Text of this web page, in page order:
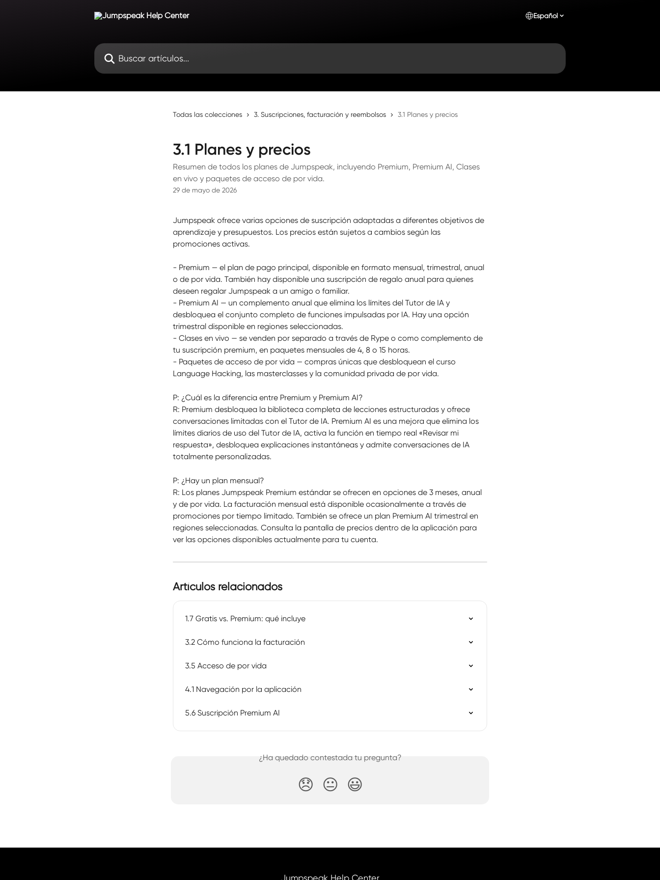
Español
Buscar artículos...
Todas las colecciones 3. Suscripciones, facturación y reembolsos 3.1 Planes y precios
3.1 Planes y precios
Resumen de todos los planes de Jumpspeak, incluyendo Premium, Premium AI, Clases
en vivo y paquetes de acceso de por vida.
29 de mayo de 2026
Jumpspeak ofrece varias opciones de suscripción adaptadas a diferentes objetivos de
aprendizaje y presupuestos. Los precios están sujetos a cambios según las
promociones activas.
- Premium — el plan de pago principal, disponible en formato mensual, trimestral, anual
o de por vida. También hay disponible una suscripción de regalo anual para quienes
deseen regalar Jumpspeak a un amigo o familiar.
- Premium AI — un complemento anual que elimina los límites del Tutor de IA y
desbloquea el conjunto completo de funciones impulsadas por IA. Hay una opción
trimestral disponible en regiones seleccionadas.
- Clases en vivo — se venden por separado a través de Rype o como complemento de
tu suscripción premium, en paquetes mensuales de 4, 8 o 15 horas.
- Paquetes de acceso de por vida — compras únicas que desbloquean el curso
Language Hacking, las masterclasses y la comunidad privada de por vida.
P: ¿Cuál es la diferencia entre Premium y Premium AI?
R: Premium desbloquea la biblioteca completa de lecciones estructuradas y ofrece
conversaciones limitadas con el Tutor de IA. Premium AI es una mejora que elimina los
límites diarios de uso del Tutor de IA, activa la función en tiempo real «Revisar mi
respuesta», desbloquea explicaciones instantáneas y admite conversaciones de IA
totalmente personalizadas.
P: ¿Hay un plan mensual?
R: Los planes Jumpspeak Premium estándar se ofrecen en opciones de 3 meses, anual
y de por vida. La facturación mensual está disponible ocasionalmente a través de
promociones por tiempo limitado. También se ofrece un plan Premium AI trimestral en
regiones seleccionadas. Consulta la pantalla de precios dentro de la aplicación para
ver las opciones disponibles actualmente para tu cuenta.
Artículos relacionados
1.7 Gratis vs. Premium: qué incluye
3.2 Cómo funciona la facturación
3.5 Acceso de por vida
4.1 Navegación por la aplicación
5.6 Suscripción Premium AI
¿Ha quedado contestada tu pregunta?
😞 😐 😃